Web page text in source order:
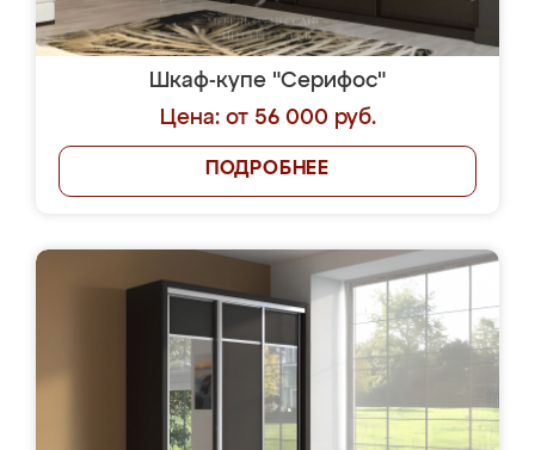
Шкаф-купе "Серифос"
Цена: от 56 000 руб.
ПОДРОБНЕЕ